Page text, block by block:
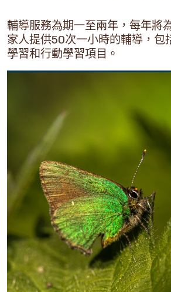
輔導服務為期一至兩年，每年將
家人提供50次一小時的輔導，包
學習和行動學習項目。